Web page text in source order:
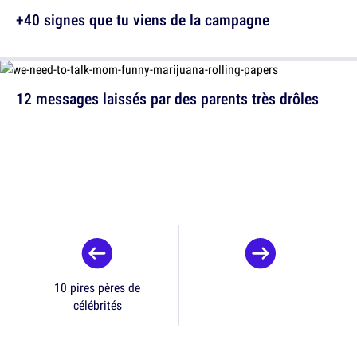
12 messages laissés par des parents très drôles
+40 signes que tu viens de la campagne
10 pires pères de
célébrités